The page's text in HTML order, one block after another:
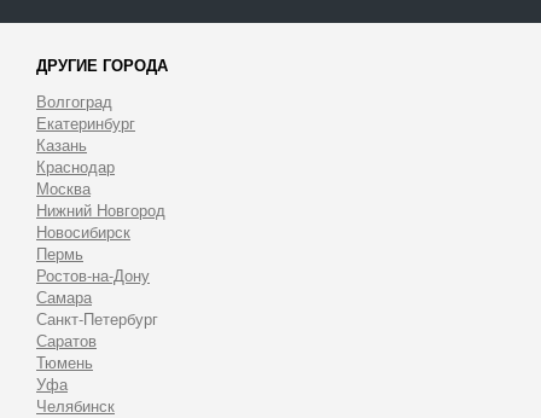
ДРУГИЕ ГОРОДА
Волгоград
Екатеринбург
Казань
Краснодар
Москва
Нижний Новгород
Новосибирск
Пермь
Ростов-на-Дону
Самара
Санкт-Петербург
Саратов
Тюмень
Уфа
Челябинск